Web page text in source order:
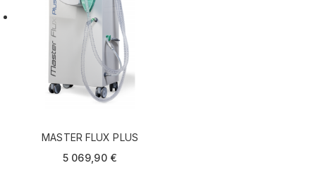
MASTER FLUX PLUS
5 069,90 €